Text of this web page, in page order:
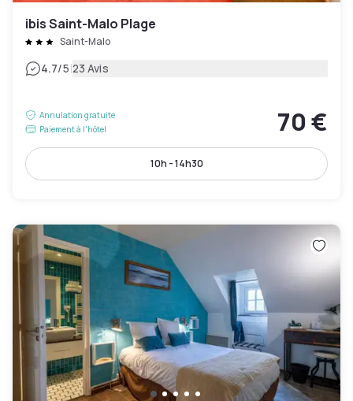
ibis Saint-Malo Plage
Saint-Malo
4.7/5|23 Avis
Annulation gratuite
Paiement à l'hôtel
70 €
10h - 14h30